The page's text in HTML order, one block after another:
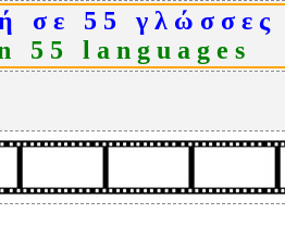
σ ε 5 5 γ λ ώ σ σ ε ς
5 l a n g u a g e s